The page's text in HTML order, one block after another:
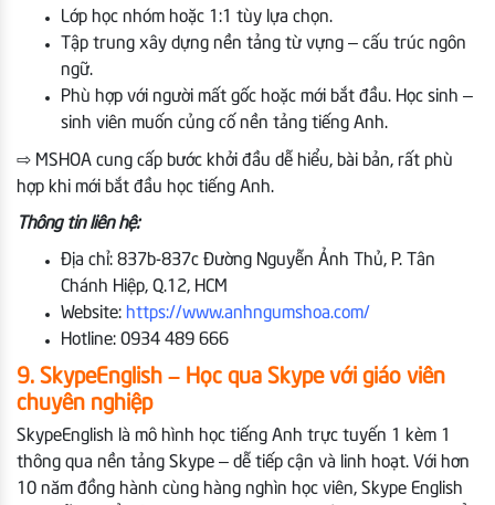
Lớp học nhóm hoặc 1:1 tùy lựa chọn.
Tập trung xây dựng nền tảng từ vựng – cấu trúc ngôn
ngữ.
Phù hợp với người mất gốc hoặc mới bắt đầu. Học sinh –
sinh viên muốn củng cố nền tảng tiếng Anh.
⇨ MSHOA cung cấp bước khởi đầu dễ hiểu, bài bản, rất phù
hợp khi mới bắt đầu học tiếng Anh.
Thông tin liên hệ:
Địa chỉ: 837b-837c Đường Nguyễn Ảnh Thủ, P. Tân
Chánh Hiệp, Q.12, HCM
Website: https://www.anhngumshoa.com/
Hotline: 0934 489 666
9. SkypeEnglish – Học qua Skype với giáo viên
chuyên nghiệp
SkypeEnglish là mô hình học tiếng Anh trực tuyến 1 kèm 1
thông qua nền tảng Skype – dễ tiếp cận và linh hoạt. Với hơn
10 năm đồng hành cùng hàng nghìn học viên, Skype English